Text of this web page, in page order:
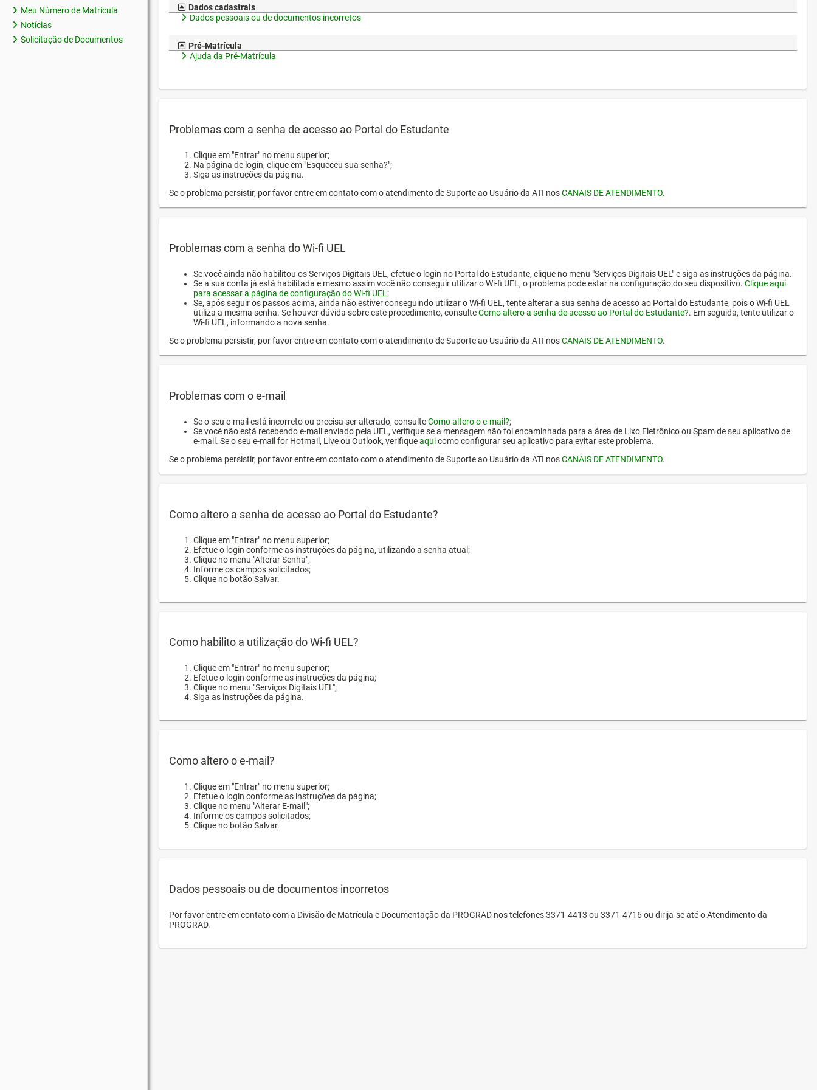
Meu Número de Matrícula
Notícias
Solicitação de Documentos
Dados cadastrais
Dados pessoais ou de documentos incorretos
Pré-Matrícula
Ajuda da Pré-Matrícula
Problemas com a senha de acesso ao Portal do Estudante
Clique em "Entrar" no menu superior;
Na página de login, clique em "Esqueceu sua senha?";
Siga as instruções da página.
Se o problema persistir, por favor entre em contato com o atendimento de Suporte ao Usuário da ATI nosCANAIS DE ATENDIMENTO.
Problemas com a senha do Wi-fi UEL
Se você ainda não habilitou os Serviços Digitais UEL, efetue o login no Portal do Estudante, clique no menu "Serviços Digitais UEL" e siga as instruções da página.
Se a sua conta já está habilitada e mesmo assim você não conseguir utilizar o Wi-fi UEL, o problema pode estar na configuração do seu dispositivo. Clique aqui
para acessar a página de configuração do Wi-fi UEL ;
Se, após seguir os passos acima, ainda não estiver conseguindo utilizar o Wi-fi UEL, tente alterar a sua senha de acesso ao Portal do Estudante, pois o Wi-fi UEL
utiliza a mesma senha. Se houver dúvida sobre este procedimento, consulteComo altero a senha de acesso ao Portal do Estudante?. Em seguida, tente utilizar o
Wi-fi UEL, informando a nova senha.
Se o problema persistir, por favor entre em contato com o atendimento de Suporte ao Usuário da ATI nosCANAIS DE ATENDIMENTO.
Problemas com o e-mail
Se o seu e-mail está incorreto ou precisa ser alterado, consulteComo altero o e-mail?;
Se você não está recebendo e-mail enviado pela UEL, verifique se a mensagem não foi encaminhada para a área de Lixo Eletrônico ou Spam de seu aplicativo de
e-mail. Se o seu e-mail for Hotmail, Live ou Outlook, verifiqueaquicomo configurar seu aplicativo para evitar este problema.
Se o problema persistir, por favor entre em contato com o atendimento de Suporte ao Usuário da ATI nosCANAIS DE ATENDIMENTO.
Como altero a senha de acesso ao Portal do Estudante?
Clique em "Entrar" no menu superior;
Efetue o login conforme as instruções da página, utilizando a senha atual;
Clique no menu "Alterar Senha";
Informe os campos solicitados;
Clique no botão Salvar.
Como habilito a utilização do Wi-fi UEL?
Clique em "Entrar" no menu superior;
Efetue o login conforme as instruções da página;
Clique no menu "Serviços Digitais UEL";
Siga as instruções da página.
Como altero o e-mail?
Clique em "Entrar" no menu superior;
Efetue o login conforme as instruções da página;
Clique no menu "Alterar E-mail";
Informe os campos solicitados;
Clique no botão Salvar.
Dados pessoais ou de documentos incorretos
Por favor entre em contato com a Divisão de Matrícula e Documentação da PROGRAD nos telefones 3371-4413 ou 3371-4716 ou dirija-se até o Atendimento da
PROGRAD.